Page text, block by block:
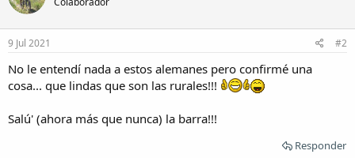
9 Jul 2021 #2
No le entendí nada a estos alemanes pero confirmé una
cosa... que lindas que son las rurales!!!
Salú' (ahora más que nunca) la barra!!!
Responder